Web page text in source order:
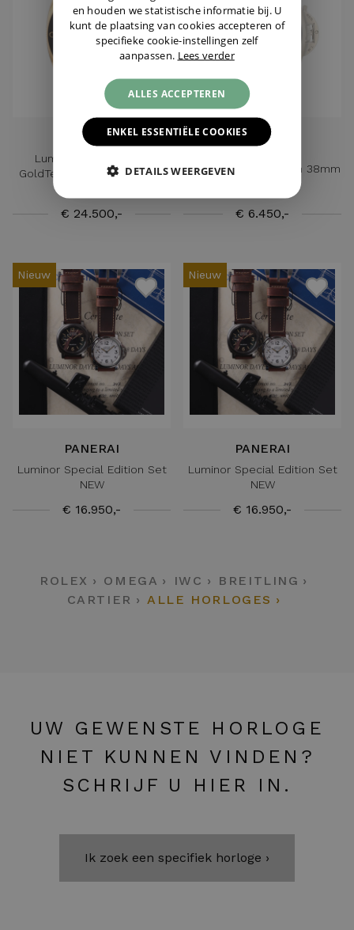
PANERAI
Luminor Submersible
GoldTech 42MM Rose Gold
€ 24.500,-
PANERAI
Luminor Due Titanium 38mm
€ 6.450,-
Nieuw
PANERAI
Luminor Special Edition Set
NEW
€ 16.950,-
Nieuw
PANERAI
Luminor Special Edition Set
NEW
€ 16.950,-
ROLEX OMEGA IWC
BREITLING
CARTIER
ALLE HORLOGES
UW GEWENSTE HORLOGE
NIET KUNNEN VINDEN?
SCHRIJF U HIER IN.
Ik zoek een specifiek horloge ›
en houden we statistische informatie bij. U
kunt de plaatsing van cookies accepteren of
specifieke cookie-instellingen zelf
aanpassen. Lees verder
ALLES ACCEPTEREN
ENKEL ESSENTIËLE COOKIES
DETAILS WEERGEVEN